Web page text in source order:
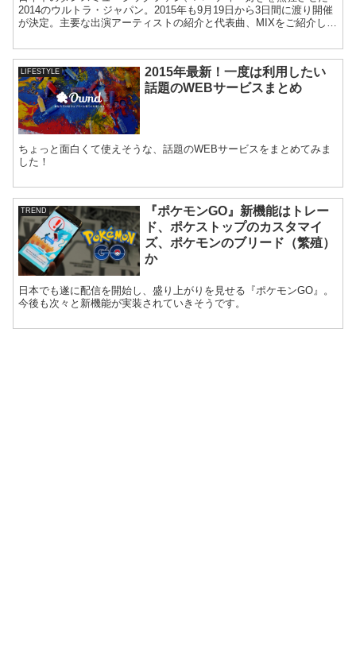
2014のウルトラ・ジャパン。2015年も9月19日から3日間に渡り開催
が決定。主要な出演アーティストの紹介と代表曲、MIXをご紹介して
LIFESTYLE
2015年最新！一度は利用したい
話題のWEBサービスまとめ
ちょっと面白くて使えそうな、話題のWEBサービスをまとめてみま
した！
TREND
『ポケモンGO』新機能はトレー
ド、ポケストップのカスタマイ
ズ、ポケモンのブリード（繁殖）
か
日本でも遂に配信を開始し、盛り上がりを見せる『ポケモンGO』。
今後も次々と新機能が実装されていきそうです。